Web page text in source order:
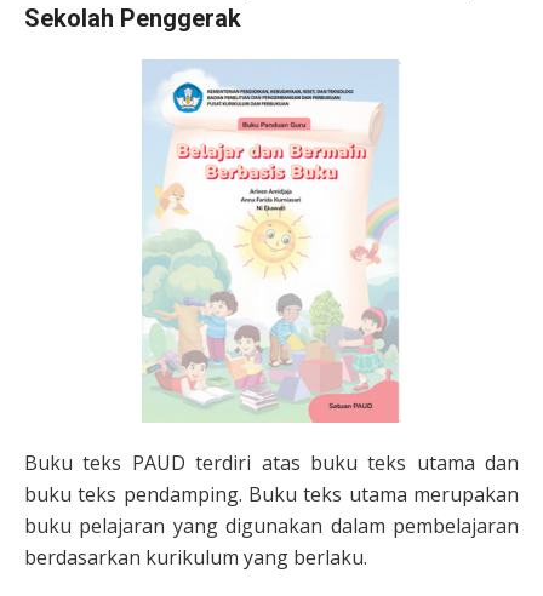
Sekolah Penggerak
Buku teks PAUD terdiri atas buku teks utama dan
buku teks pendamping. Buku teks utama merupakan
buku pelajaran yang digunakan dalam pembelajaran
berdasarkan kurikulum yang berlaku.